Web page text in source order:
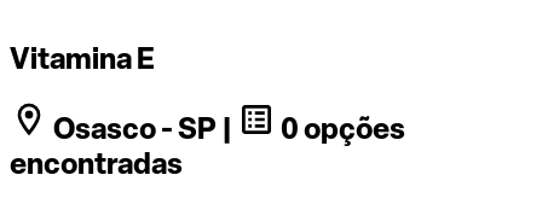
Vitamina E
Osasco - SP |
0 opções
encontradas